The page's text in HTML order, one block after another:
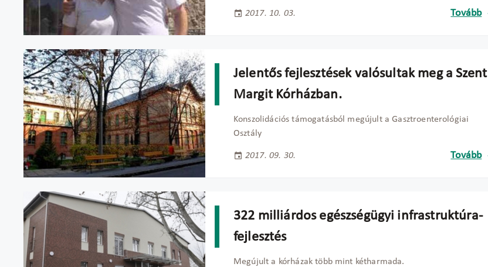
2017. 10. 03. Tovább
Jelentős fejlesztések valósultak meg a Szent
Margit Kórházban.
Konszolidációs támogatásból megújult a Gasztroenterológiai
Osztály
2017. 09. 30. Tovább
322 milliárdos egészségügyi infrastruktúra-
fejlesztés
Megújult a kórházak több mint kétharmada.